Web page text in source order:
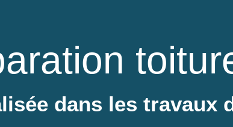
dans les travaux